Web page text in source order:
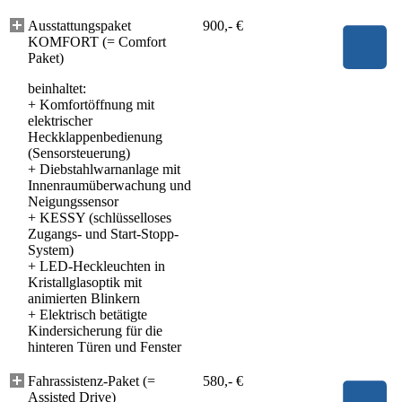
Ausstattungspaket
KOMFORT (= Comfort
Paket)
beinhaltet:
+ Komfortöffnung mit
elektrischer
Heckklappenbedienung
(Sensorsteuerung)
+ Diebstahlwarnanlage mit
Innenraumüberwachung und
Neigungssensor
+ KESSY (schlüsselloses
Zugangs- und Start-Stopp-
System)
+ LED-Heckleuchten in
Kristallglasoptik mit
animierten Blinkern
+ Elektrisch betätigte
Kindersicherung für die
hinteren Türen und Fenster
900,- €
Fahrassistenz-Paket (=
Assisted Drive)
580,- €